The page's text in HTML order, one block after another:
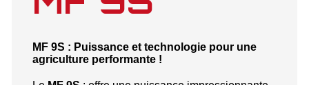
MF 9S : Puissance et technologie pour une
agriculture performante !